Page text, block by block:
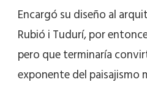
Encargó su diseño al
Rubió i Tudurí, por
pero que terminaría
exponente del paisajismo